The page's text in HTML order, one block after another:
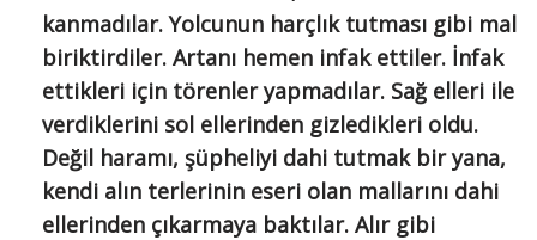
kanmadılar. Yolcunun harçlık tutması gibi mal
biriktirdiler. Artanı hemen infak ettiler. İnfak
ettikleri için törenler yapmadılar. Sağ elleri ile
verdiklerini sol ellerinden gizledikleri oldu.
Değil haramı, şüpheliyi dahi tutmak bir yana,
kendi alın terlerinin eseri olan mallarını dahi
ellerinden çıkarmaya baktılar. Alır gibi